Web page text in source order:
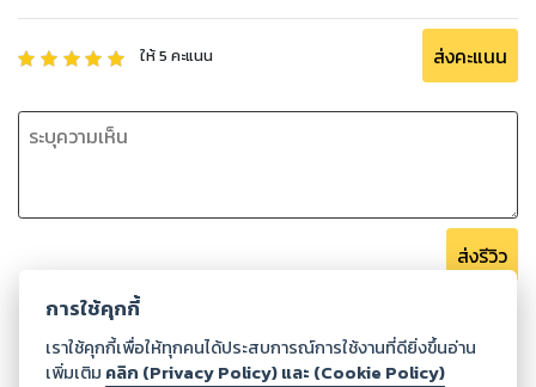
ให้5 คะแนน ส่งคะแนน
ส่งรีวิว
การใช้คุกกี้
เราใช้คุกกี้เพื่อให้ทุกคนได้ประสบการณ์การใช้งานที่ดียิ่งขึ้นอ่าน
เพิ่มเติม คลิก (Privacy Policy) และ (Cookie Policy)